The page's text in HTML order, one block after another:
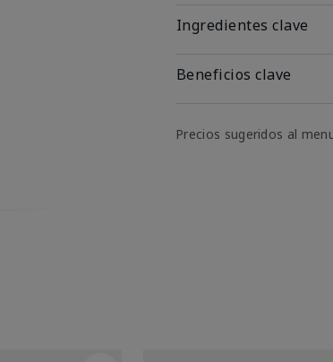
Ingredientes clave
Beneficios clave
Precios sugeridos al